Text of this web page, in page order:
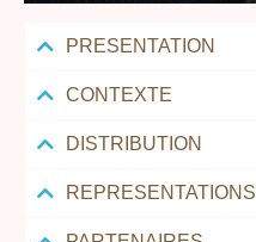
PRESENTATION
CONTEXTE
DISTRIBUTION
REPRESENTATIONS